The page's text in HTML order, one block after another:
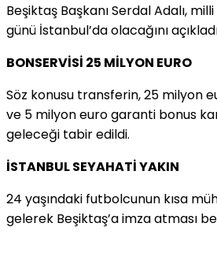
Beşiktaş Başkanı Serdal Adalı,
günü İstanbul’da olacağını
BONSERVİSİ 25 MİLYON EURO
Söz konusu transferin, 25 milyon
ve 5 milyon euro garanti bonus
geleceği tabir edildi.
İSTANBUL SEYAHATİ YAKIN
24 yaşındaki futbolcunun kısa
gelerek Beşiktaş’a imza atması